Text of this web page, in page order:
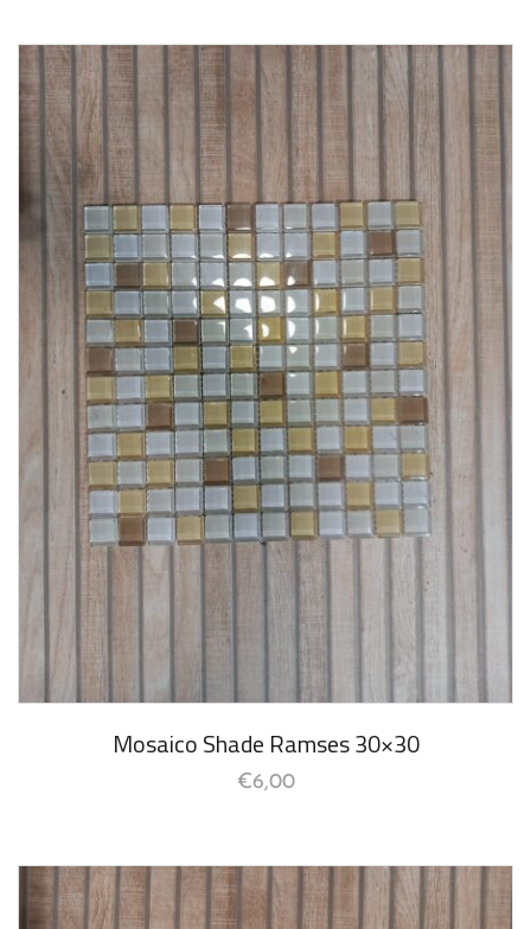
Mosaico Shade Ramses 30×30
€6,00